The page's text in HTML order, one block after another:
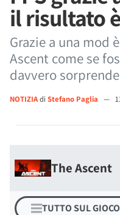
il risultato
Grazie a una mod
Ascent come se
davvero
NOTIZIAdi Stefano Paglia —
The Ascent
TUTTO SUL GIOCO